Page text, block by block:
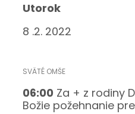
Utorok
8 .2. 2022
06:00 Za + z rodiny
Božie požehnanie